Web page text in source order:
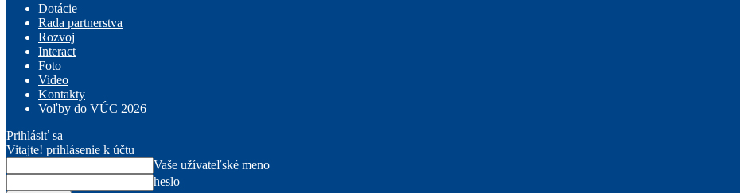
Dotácie
Rada partnerstva
Rozvoj
Interact
Foto
Video
Kontakty
Voľby do VÚC 2026
Prihlásiť sa
Vitajte! prihlásenie k účtu
Vaše užívateľské meno
heslo